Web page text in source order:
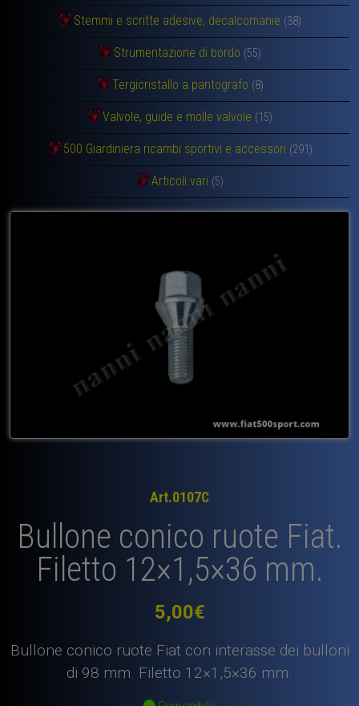
Stemmi e scritte adesive, decalcomanie (38)
Strumentazione di bordo (55)
Tergicristallo a pantografo (8)
Valvole, guide e molle valvole (15)
500 Giardiniera ricambi sportivi e accessori (291)
Articoli vari (5)
Art.0107C
Bullone conico ruote Fiat.
Filetto 12×1,5×36 mm.
5,00€
Bullone conico ruote Fiat con interasse dei bulloni
di 98 mm. Filetto 12×1,5×36 mm.